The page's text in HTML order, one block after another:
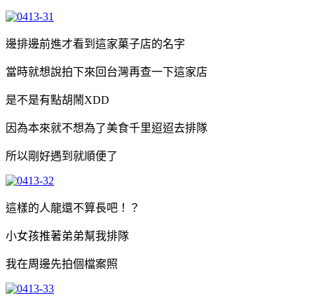
邊排邊前進才看到這家菓子店的名字
當時就想說拍下來回台灣再查一下這家店
是不是有點胡鬧XDD
因為本來就不想為了美食千里迢迢去排隊
所以剛好遇到就順便了
這樣的人龍還不算長吧！？
小女孩推著弟弟幫我排隊
我在周邊先拍個檔案照